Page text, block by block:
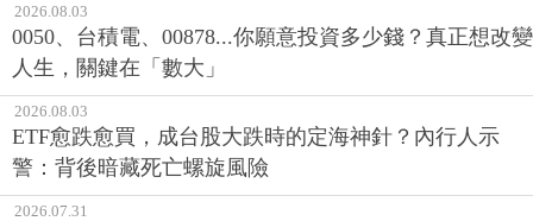
2026.08.03
0050、台積電、00878...你願意投資多少錢？真正想改變
人生，關鍵在「數大」
2026.08.03
ETF愈跌愈買，成台股大跌時的定海神針？內行人示
警：背後暗藏死亡螺旋風險
2026.07.31